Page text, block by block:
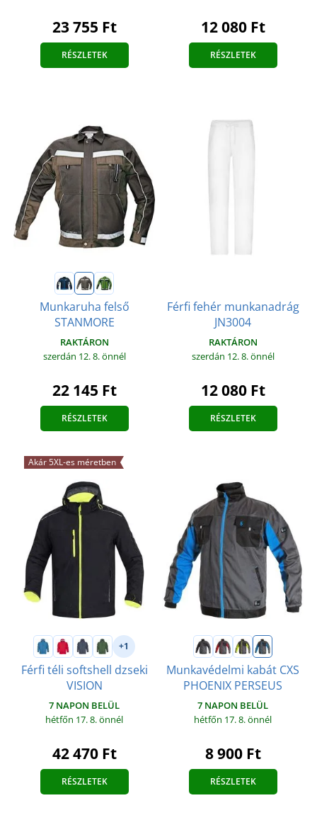
23 755 Ft
RÉSZLETEK
12 080 Ft
RÉSZLETEK
Munkaruha felső
STANMORE
RAKTÁRON
szerdán 12. 8.önnél
22 145 Ft
RÉSZLETEK
Férfi fehér munkanadrág
JN3004
RAKTÁRON
szerdán 12. 8.önnél
12 080 Ft
RÉSZLETEK
Akár 5XL-es méretben
+1
Férfi téli softshell dzseki
VISION
7 NAPON BELÜL
hétfőn 17. 8.önnél
42 470 Ft
RÉSZLETEK
Munkavédelmi kabát CXS
PHOENIX PERSEUS
7 NAPON BELÜL
hétfőn 17. 8.önnél
8 900 Ft
RÉSZLETEK